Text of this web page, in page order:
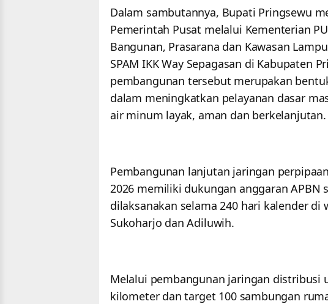
Dalam sambutannya, Bupati Pringsewu
Pemerintah Pusat melalui Kementerian
Bangunan, Prasarana dan Kawasan
SPAM IKK Way Sepagasan di Kabupaten
pembangunan tersebut merupakan
dalam meningkatkan pelayanan dasar
air minum layak, aman dan berkelanjutan.
Pembangunan lanjutan jaringan
2026 memiliki dukungan anggaran APBN
dilaksanakan selama 240 hari kalender di
Sukoharjo dan Adiluwih.
Melalui pembangunan jaringan distribusi
kilometer dan target 100 sambungan